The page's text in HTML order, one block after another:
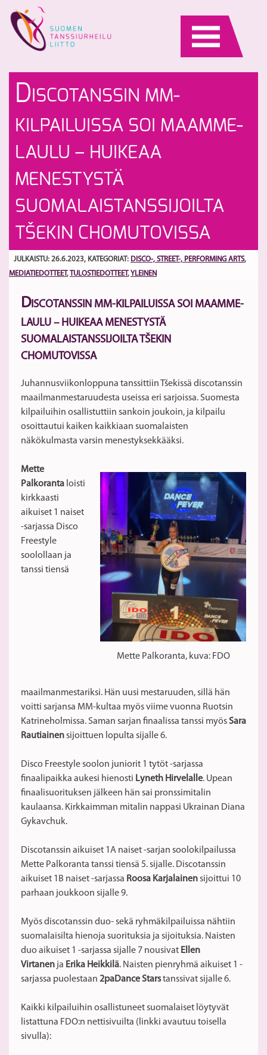
content
D ISCOTANSSIN MM-
KILPAILUISSA SOI MAAMME-
LAULU – HUIKEAA
MENESTYSTÄ
SUOMALAISTANSSIJOILTA
TŠEKIN CHOMUTOVISSA
JULKAISTU: 26.6.2023, KATEGORIAT: DISCO-, STREET-, PERFORMING ARTS,
MEDIATIEDOTTEET , TULOSTIEDOTTEET , YLEINEN
DISCOTANSSIN MM-KILPAILUISSA SOI MAAMME-
LAULU – HUIKEAA MENESTYSTÄ
SUOMALAISTANSSIJOILTA TŠEKIN
CHOMUTOVISSA
Juhannusviikonloppuna tanssittiin Tšekissä discotanssin
maailmanmestaruudesta useissa eri sarjoissa. Suomesta
kilpailuihin osallistuttiin sankoin joukoin, ja kilpailu
osoittautui kaiken kaikkiaan suomalaisten
näkökulmasta varsin menestyksekkääksi.
Mette Palkoranta, kuva: FDO
Mette
Palkoranta loisti
kirkkaasti
aikuiset 1 naiset
-sarjassa Disco
Freestyle
soolollaan ja
tanssi tiensä
maailmanmestariksi. Hän uusi mestaruuden, sillä hän
voitti sarjansa MM-kultaa myös viime vuonna Ruotsin
Katrineholmissa. Saman sarjan finaalissa tanssi myösSara
Rautiainensijoittuen lopulta sijalle 6.
Disco Freestyle soolon juniorit 1 tytöt -sarjassa
finaalipaikka aukesi hienosti Lyneth Hirvelalle. Upean
finaalisuorituksen jälkeen hän sai pronssimitalin
kaulaansa. Kirkkaimman mitalin nappasi Ukrainan Diana
Gykavchuk.
Discotanssin aikuiset 1A naiset -sarjan soolokilpailussa
Mette Palkoranta tanssi tiensä 5. sijalle. Discotanssin
aikuiset 1B naiset -sarjassa Roosa Karjalainensijoittui 10
parhaan joukkoon sijalle 9.
Myös discotanssin duo- sekä ryhmäkilpailuissa nähtiin
suomalaisilta hienoja suorituksia ja sijoituksia. Naisten
duo aikuiset 1 -sarjassa sijalle 7 nousivat Ellen
Virtanen ja Erika Heikkilä. Naisten pienryhmä aikuiset 1 -
sarjassa puolestaan 2paDance Starstanssivat sijalle 6.
Kaikki kilpailuihin osallistuneet suomalaiset löytyvät
listattuna FDO:n nettisivuilta (linkki avautuu toisella
sivulla):